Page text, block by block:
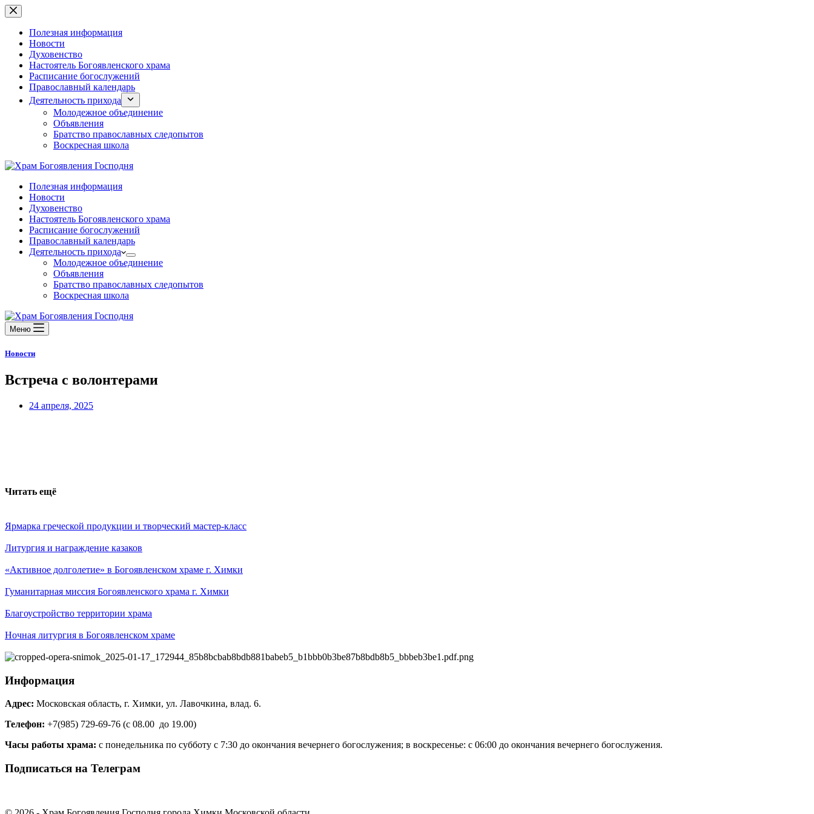
Перейти
к
сути
Полезная информация
Новости
Духовенство
Настоятель Богоявленского храма
Расписание богослужений
Православный календарь
Деятельность прихода
Молодежное объединение
Объявления
Братство православных следопытов
Воскресная школа
Полезная информация
Новости
Духовенство
Настоятель Богоявленского храма
Расписание богослужений
Православный календарь
Деятельность прихода
Молодежное объединение
Объявления
Братство православных следопытов
Воскресная школа
Меню
Новости
Встреча с волонтерами
24 апреля, 2025
Читать ещё
Ярмарка греческой продукции и творческий мастер-класс
Литургия и награждение казаков
«Активное долголетие» в Богоявленском храме г. Химки
Гуманитарная миссия Богоявленского храма г. Химки
Благоустройство территории храма
Ночная литургия в Богоявленском храме
Информация
Адрес: Московская область, г. Химки, ул. Лавочкина, влад. 6.
Телефон: +7(985) 729-69-76 (с 08.00 до 19.00)
Часы работы храма: с понедельника по субботу с 7:30 до окончания вечернего богослужения; в воскресенье: с 06:00 до окончания вечернего богослужения.
Подписаться на Телеграм